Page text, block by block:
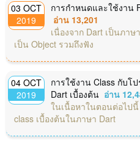
03 OCT
2019
การกำหนดและใช้งาน
อ่าน 13,201
เนื่องจาก Dart เป็นภา
เป็น Object รวมถึงฟัง
04 OCT
2019
การใช้งาน Class กับโ
Dart เบื้องต้น อ่าน
ในเนื้อหาในตอนต่อไปนี้
class เบื้องต้นในภาษา Dart